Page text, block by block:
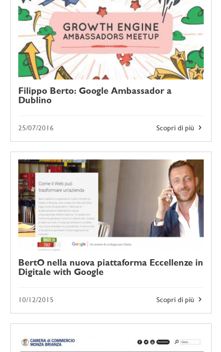
Filippo Berto: Google Ambassador a
Dublino
Scopri di più
25/07/2016
BertO nella nuova piattaforma Eccellenze in
Digitale with Google
Scopri di più
10/12/2015